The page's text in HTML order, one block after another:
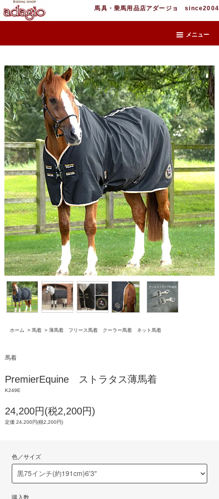
馬具・乗馬用品店アダージョ since2004
メニュー
ホーム > 馬着 > 薄馬着 フリース馬着 クーラー馬着 ネット馬着
馬着
PremierEquine ストラタス薄馬着
K249E
24,200円(税2,200円)
定価 24,200円(税2,200円)
色／サイズ
購入数